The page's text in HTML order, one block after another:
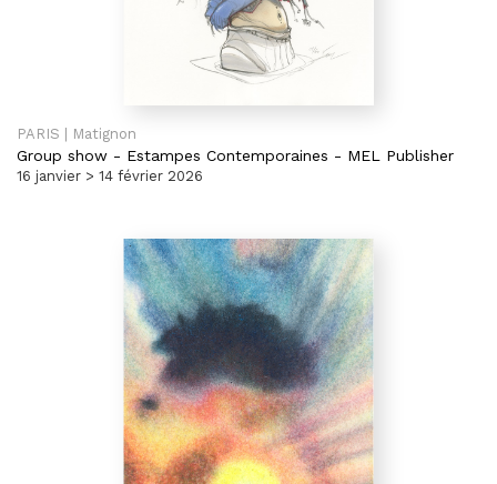
PARIS | Matignon
Group show - Estampes Contemporaines - MEL Publisher
16 janvier > 14 février 2026